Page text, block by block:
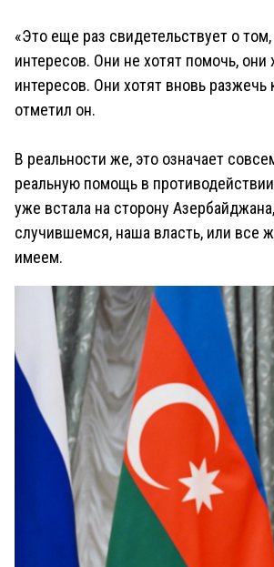
«Это еще раз свидетельствует о
интересов. Они не хотят помочь,
интересов. Они хотят вновь
отметил он.
В реальности же, это означает
реальную помощь в
уже встала на сторону
случившемся, наша власть, или все
имеем.